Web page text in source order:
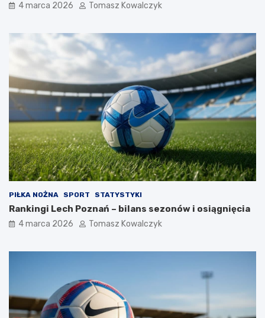
4 marca 2026 Tomasz Kowalczyk
PIŁKA NOŻNA SPORT STATYSTYKI
Rankingi Lech Poznań – bilans sezonów i osiągnięcia
4 marca 2026 Tomasz Kowalczyk